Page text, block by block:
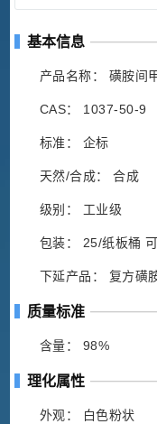
基本信息
产品名称： 磺胺间
CAS： 1037-50-9
标准： 企标
天然/合成： 合成
级别： 工业级
包装： 25/纸板桶
下延产品： 复方磺
质量标准
含量： 98%
理化属性
外观： 白色粉状